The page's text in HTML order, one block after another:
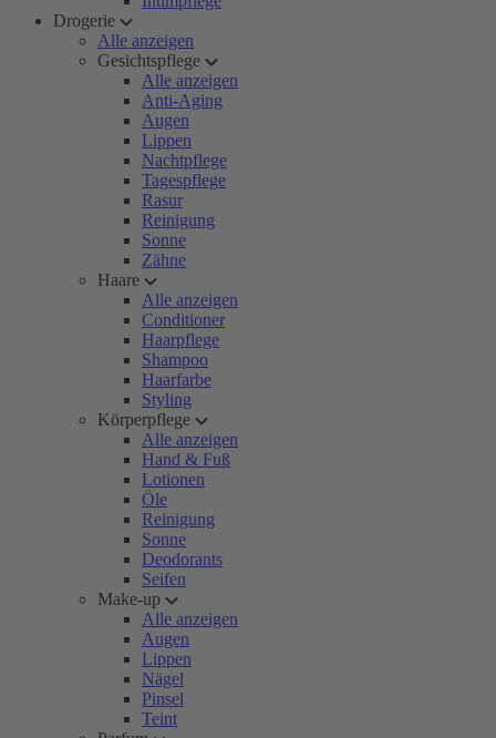
Drogerie
Alle anzeigen
Gesichtspflege
Alle anzeigen
Anti-Aging
Augen
Lippen
Nachtpflege
Tagespflege
Rasur
Reinigung
Sonne
Zähne
Haare
Alle anzeigen
Conditioner
Haarpflege
Shampoo
Haarfarbe
Styling
Körperpflege
Alle anzeigen
Hand & Fuß
Lotionen
Öle
Reinigung
Sonne
Deodorants
Seifen
Make-up
Alle anzeigen
Augen
Lippen
Nägel
Pinsel
Teint